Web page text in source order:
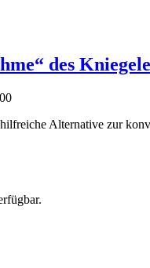
des
Alternative zur